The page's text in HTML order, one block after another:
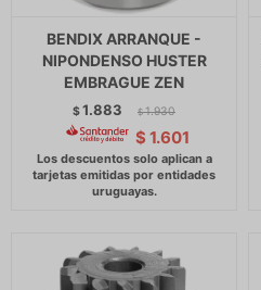
BENDIX ARRANQUE -
NIPONDENSO HUSTER
EMBRAGUE ZEN
$1.883 $ 1.930
$ 1.601